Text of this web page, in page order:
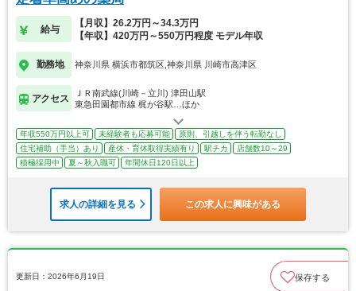
給与
【月収】26.2万円～34.3万円
【年収】420万円～550万円程度 モデル年収
勤務地 神奈川県 横浜市都筑区,神奈川県 川崎市高津区
アクセス
ＪＲ南武線(川崎－立川) 津田山駅
東急田園都市線 梶が谷駅…ほか
年収550万円以上可 未経験者も応募可能
原則、引越しを伴う転勤なし
住宅補助（手当）あり
産休・育休取得実績有り 駅チカ
店舗数10～29
積極採用中
夏～秋入職可 年間休日120日以上
求人の詳細を見る この求人に興味がある
更新日：2026年6月19日 保存する